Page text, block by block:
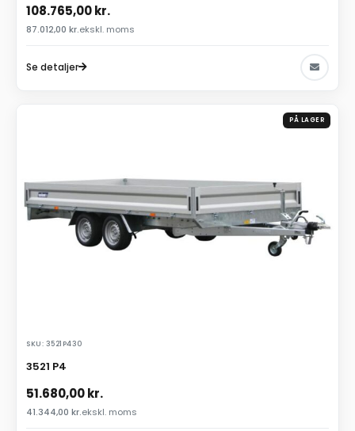
108.765,00kr.
87.012,00 kr.ekskl. moms
Se detaljer
PÅ LAGER
SKU: 3521P430
3521 P4
51.680,00kr.
41.344,00 kr.ekskl. moms